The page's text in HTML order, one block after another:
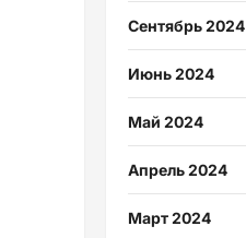
Сентябрь 2024
Июнь 2024
Май 2024
Апрель 2024
Март 2024